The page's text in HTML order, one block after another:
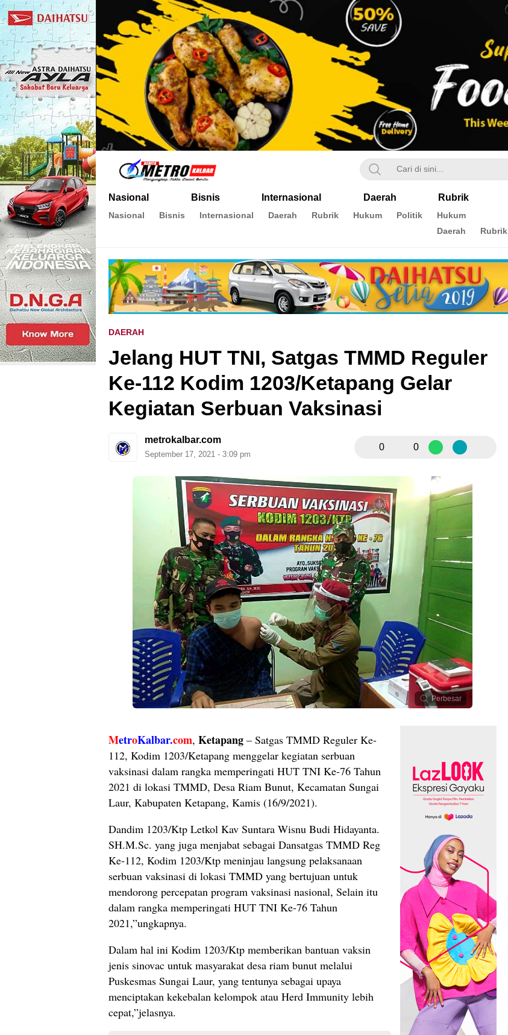
Metro Kalbar
Inspirasi Untuk Negeri
Nasional Bisnis Internasional Daerah Rubrik
Nasional Bisnis Internasional Daerah Rubrik Hukum Politik
Hukum
Daerah
Rubrik
DAERAH
Jelang HUT TNI, Satgas TMMD Reguler
Ke-112 Kodim 1203/Ketapang Gelar
Kegiatan Serbuan Vaksinasi
metrokalbar.com
September 17, 2021 - 3:09 pm
0 0
Perbesar
MetroKalbar.com, Ketapang – Satgas TMMD Reguler Ke-
112, Kodim 1203/Ketapang menggelar kegiatan serbuan
vaksinasi dalam rangka memperingati HUT TNI Ke-76 Tahun
2021 di lokasi TMMD, Desa Riam Bunut, Kecamatan Sungai
Laur, Kabupaten Ketapang, Kamis (16/9/2021).
Dandim 1203/Ktp Letkol Kav Suntara Wisnu Budi Hidayanta.
SH.M.Sc. yang juga menjabat sebagai Dansatgas TMMD Reg
Ke-112, Kodim 1203/Ktp meninjau langsung pelaksanaan
serbuan vaksinasi di lokasi TMMD yang bertujuan untuk
mendorong percepatan program vaksinasi nasional, Selain itu
dalam rangka memperingati HUT TNI Ke-76 Tahun
2021,”ungkapnya.
Dalam hal ini Kodim 1203/Ktp memberikan bantuan vaksin
jenis sinovac untuk masyarakat desa riam bunut melalui
Puskesmas Sungai Laur, yang tentunya sebagai upaya
menciptakan kekebalan kelompok atau Herd Immunity lebih
cepat,”jelasnya.